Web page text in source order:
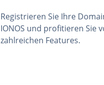
Registrieren Sie Ihre
IONOS und profitieren Sie
zahlreichen Features.